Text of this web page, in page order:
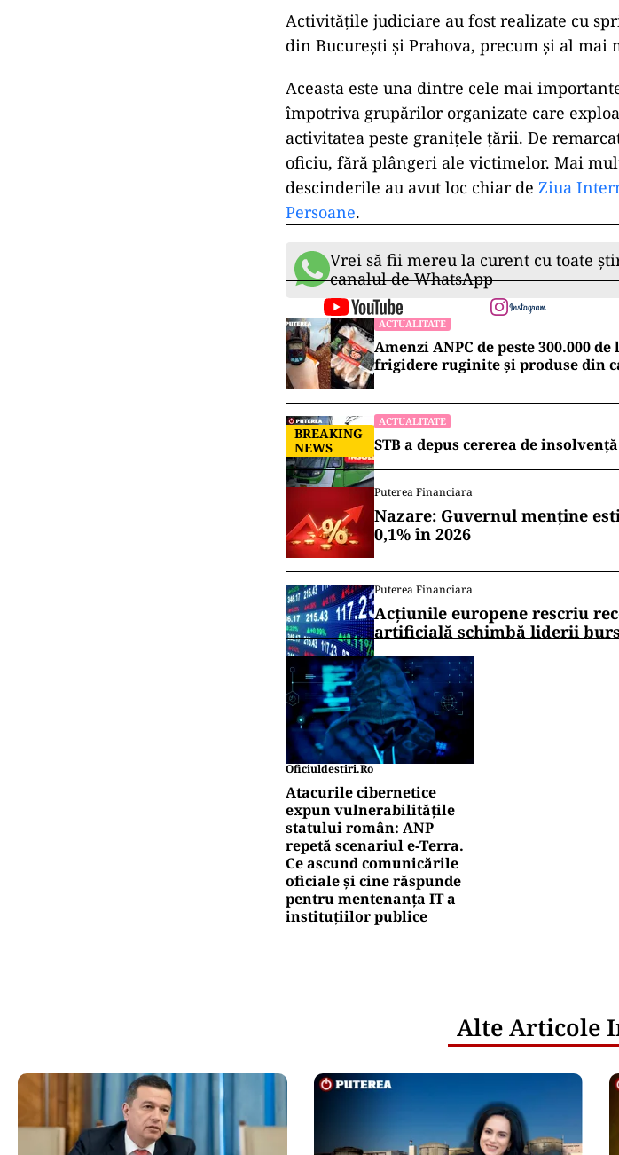
Activitățile judiciare au fost realizate cu
din București și Prahova, precum și al mai
Aceasta este una dintre cele mai
împotriva grupărilor organizate care
activitatea peste granițele țării. De
oficiu, fără plângeri ale victimelor. Mai
descinderile au avut loc chiar de Ziua
Persoane.
Vrei să fii mereu la curent cu toate
canalul de WhatsApp
ACTUALITATE
Amenzi ANPC de peste 300.000
frigidere ruginite și produse din
BREAKING
NEWS
ACTUALITATE
STB a depus cererea de
Puterea Financiara
Nazare: Guvernul menține
0,1% în 2026
Puterea Financiara
Acțiunile europene rescriu
artificială schimbă liderii
Oficiuldestiri.ro
Atacurile cibernetice
expun vulnerabilitățile
statului român: ANP
repetă scenariul e‑Terra.
Ce ascund comunicările
oficiale și cine răspunde
pentru mentenanța IT a
instituțiilor publice
Alte Articole